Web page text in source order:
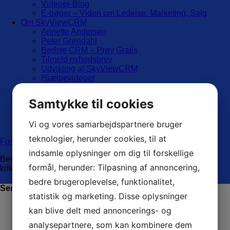
Videoer-Blog
E-bøger – Viden om Ledelse, Marketing, Salg
Om SkyViewCRM
Annette Andersen
Peter Grøndahl
Bedste CRM – Prøv Gratis
Tilmeld nyhedsbrev
Udvikling af SkyViewCRM
Hjælpevideoer
Kontakt
Hvad er CRM?
Forside
/ sommer
Beklager, der var ikke noget indhold der passede til dine
kriterier
Seneste indlæg
CRM overBLIK med ét klik!
Billigt CRM-system til iværksættere og nystartede
virksomheder – derfor vælger mange SkyViewCRM
Samtykke til cookies
Vi og vores samarbejdspartnere bruger
teknologier, herunder cookies, til at
indsamle oplysninger om dig til forskellige
formål, herunder: Tilpasning af annoncering,
bedre brugeroplevelse, funktionalitet,
statistik og marketing. Disse oplysninger
kan blive delt med annoncerings- og
analysepartnere, som kan kombinere dem